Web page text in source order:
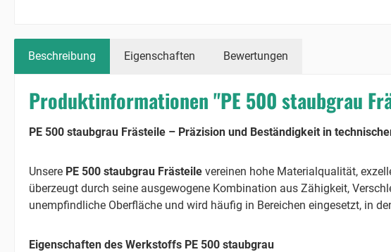
Beschreibung Eigenschaften Bewertungen
Produktinformationen "PE 500 staubgrau
PE 500 staubgrau Frästeile – Präzision und Beständigkeit in
Unsere PE 500 staubgrau Frästeile vereinen hohe Materialqualität,
überzeugt durch seine ausgewogene Kombination aus Zähigkeit,
unempfindliche Oberfläche und wird häufig in Bereichen eingesetzt, in
Eigenschaften des Werkstoffs PE 500 staubgrau